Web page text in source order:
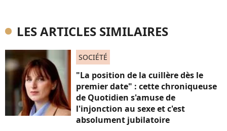
LES ARTICLES SIMILAIRES
SOCIÉTÉ
"La position de la cuillère dès le
premier date" : cette chroniqueuse
de Quotidien s'amuse de
l'injonction au sexe et c'est
absolument jubilatoire